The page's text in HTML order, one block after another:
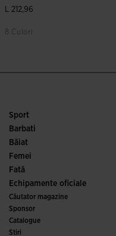
L 212,96
8 Culori
Sport
Alergare
Fotbal
Padel
Alergare pe traseu
Barbati
Incalaminte Barbai
Sport
Băiat
Vezi toate hainele pentru băieți
Femei
Incalaminte Femei
Sport
Fată
Vezi toate hainele pentru fete
Echipamente oficiale
Fotbal
Fotbal de Sala
Comitete și federații
Ediții speciale
Căutator magazine
Sponsor
Catalogue
Stiri